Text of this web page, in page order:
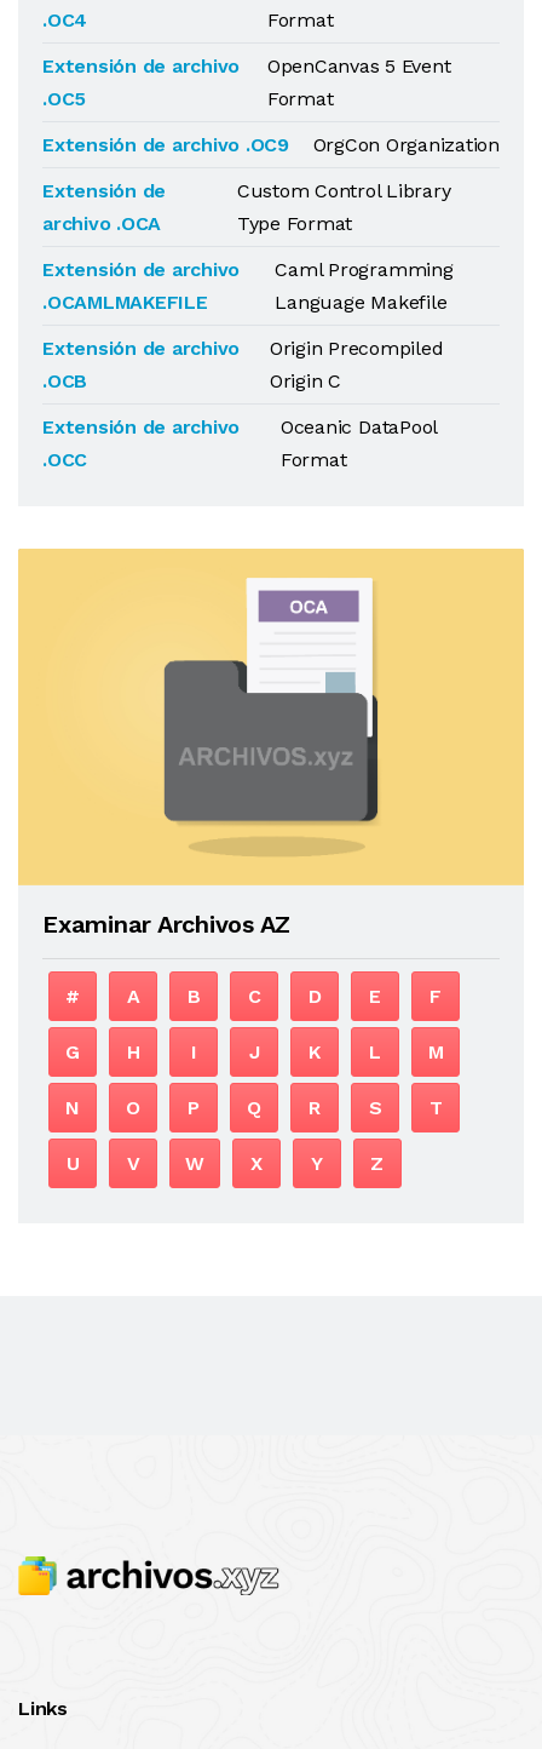
.OC4
Format
Extensión de archivo
.OC5
OpenCanvas 5 Event
Format
Extensión de archivo .OC9
OrgCon Organization
Extensión de
archivo .OCA
Custom Control Library
Type Format
Extensión de archivo
.OCAMLMAKEFILE
Caml Programming
Language Makefile
Extensión de archivo
.OCB
Origin Precompiled
Origin C
Extensión de archivo
.OCC
Oceanic DataPool
Format
Examinar Archivos AZ
# A B C D E F
G H I J K L M
N O P Q R S T
U V W X Y Z
Links